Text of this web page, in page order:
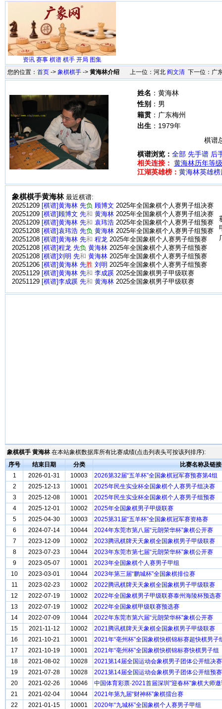
资讯 赛事 棋谱 棋手 开局 图集
您的位置： 首页 -> 象棋棋手 -> 黄海林介绍 上一位：河北 阎文清 下一位：广
姓名 ：黄海林
性别 ：男
籍贯 ：广东梅州
出生 ：1979年
棋谱
棋谱浏览： 全部 先手谱 后
相关连接： 黄海林历年等
江湖英雄榜： 黄海林英雄
象棋棋手黄海林最近棋谱:
20251209 [棋谱]黄海林 先负 顾博文 2025年全国象棋个人赛男子组决赛
20251209 [棋谱]顾博文 先和 黄海林 2025年全国象棋个人赛男子组决赛
20251209 [棋谱]黄海林 先和 袁玮浩 2025年全国象棋个人赛男子组预赛
20251208 [棋谱]袁玮浩 先负 黄海林 2025年全国象棋个人赛男子组预赛
20251208 [棋谱]黄海林 先和 程龙 2025年全国象棋个人赛男子组预赛
20251208 [棋谱]程龙 先负 黄海林 2025年全国象棋个人赛男子组预赛
20251208 [棋谱]刘明 先和 黄海林 2025年全国象棋个人赛男子组预赛
20251206 [棋谱]黄海林 先胜 刘明 2025年全国象棋个人赛男子组预赛
20251129 [棋谱]黄海林 先和 李成蹊 2025全国象棋男子甲级联赛
20251129 [棋谱]李成蹊 先和 黄海林 2025全国象棋男子甲级联赛
象棋棋手 黄海林在本站象棋数据库所有比赛成绩(点击列表头可按该列排序):
序号
结束日期 分类
比赛名称及链接
1
2026-01-31 10003
2026第32届“五羊杯”全国象棋冠军赛预赛第4组
2
2025-12-13 10001
2025年民生实业杯全国象棋个人赛男子组决赛
3
2025-12-08 10001
2025年民生实业杯全国象棋个人赛男子组预赛
4
2025-12-01 10002
2025年全国象棋男子甲级联赛
5
2025-04-30 10003
2025第31届“五羊杯”全国象棋冠军赛资格赛
6
2024-07-14 10044
2024年东莞市第八届“元朗荣华杯”象棋公开赛
7
2023-12-09 10002
2023腾讯棋牌天天象棋全国象棋男子甲级联赛
8
2023-07-23 10044
2023年东莞市第七届“元朗荣华杯”象棋公开赛
9
2023-05-07 10001
2023年全国象棋个人赛男子甲组
10
2023-03-01 10044
2023年第三届“鹏城杯”全国象棋排位赛
11
2023-02-23 10002
2022腾讯棋牌天天象棋全国象棋男子甲级联赛
12
2022-07-19 10002
2022年全国象棋男子甲级联赛泰州海陵杯预选赛
13
2022-07-19 10002
2022年全国象棋甲级联赛预选赛
14
2022-07-09 10044
2022年东莞市第六届“元朗荣华杯”象棋公开赛
15
2021-11-12 10002
2021腾讯棋牌天天象棋全国象棋男子甲级联赛
16
2021-10-21 10001
2021年“亳州杯”全国象棋快棋锦标赛超快棋男子
17
2021-10-19 10001
2021年“亳州杯”全国象棋快棋锦标赛快棋男子组
18
2021-08-02 10028
2021第14届全国运动会象棋男子团体公开组决赛
19
2021-07-28 10028
2021第14届全国运动会象棋男子团体公开组预赛
20
2021-02-26 10046
中国体育彩票·2021首届深圳"迎春杯"象棋大师
21
2021-02-04 10044
2021年第九届“财神杯”象棋擂台赛
22
2021-01-15 10001
2020年“九城杯”全国象棋个人赛男子甲组